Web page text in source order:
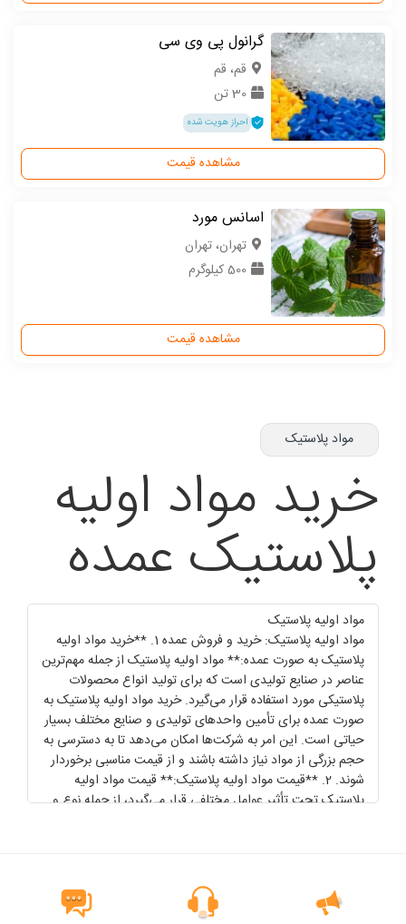
گرانول پی وی سی
قم، قم
30 تن
احراز هویت شده
مشاهده قیمت
اسانس مورد
تهران، تهران
500 کیلوگرم
مشاهده قیمت
مواد پلاستیک
خرید مواد اولیه
پلاستیک عمده
مواد اولیه پلاستیک
مواد اولیه پلاستیک: خرید و فروش عمده 1. **خرید مواد اولیه
پلاستیک به صورت عمده:** مواد اولیه پلاستیک از جمله مهم‌ترین
عناصر در صنایع تولیدی است که برای تولید انواع محصولات
پلاستیکی مورد استفاده قرار می‌گیرد. خرید مواد اولیه پلاستیک به
صورت عمده برای تأمین واحدهای تولیدی و صنایع مختلف بسیار
حیاتی است. این امر به شرکت‌ها امکان می‌دهد تا به دسترسی به
حجم بزرگی از مواد نیاز داشته باشند و از قیمت مناسبی برخوردار
شوند. 2. **قیمت مواد اولیه پلاستیک:** قیمت مواد اولیه
پلاستیک تحت تأثیر عوامل مختلفی قرار می‌گیرد، از جمله نوع و
**ارتباط مستقیم با تامین کنندگان مواد اولیه پلاستیک:**
برقراری ارتباط مستقیم با تأمین کنندگان مواد اولیه پلاستیک برای